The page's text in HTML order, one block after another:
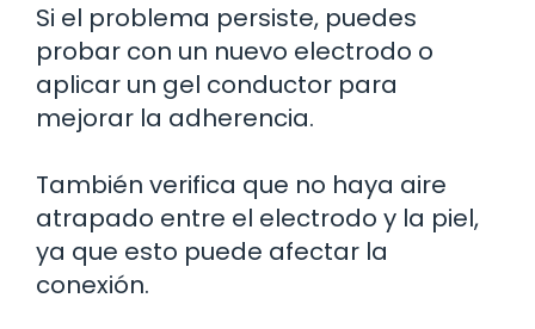
Si el problema persiste, puedes
probar con un nuevo electrodo o
aplicar un gel conductor para
mejorar la adherencia.
También verifica que no haya aire
atrapado entre el electrodo y la piel,
ya que esto puede afectar la
conexión.